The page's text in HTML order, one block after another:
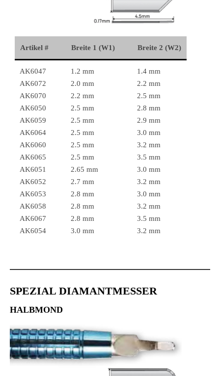
Artikel # Breite 1 (W1) Breite 2 (W2)
AK6047
AK6072
AK6070
AK6050
AK6059
AK6064
AK6060
AK6065
AK6051
AK6052
AK6053
AK6058
AK6067
AK6054
1.2 mm
2.0 mm
2.2 mm
2.5 mm
2.5 mm
2.5 mm
2.5 mm
2.5 mm
2.65 mm
2.7 mm
2.8 mm
2.8 mm
2.8 mm
3.0 mm
1.4 mm
2.2 mm
2.5 mm
2.8 mm
2.9 mm
3.0 mm
3.2 mm
3.5 mm
3.0 mm
3.2 mm
3.0 mm
3.2 mm
3.5 mm
3.2 mm
SPEZIAL DIAMANTMESSER
HALBMOND